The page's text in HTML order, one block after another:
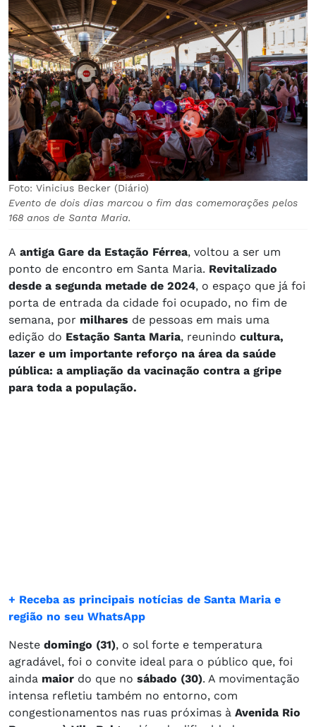
Foto: Vinicius Becker (Diário)
Evento de dois dias marcou o fim das comemorações pelos
168 anos de Santa Maria.
A antiga Gare da Estação Férrea, voltou a ser um
ponto de encontro em Santa Maria. Revitalizado
desde a segunda metade de 2024, o espaço que já foi
porta de entrada da cidade foi ocupado, no fim de
semana, por milhares de pessoas em mais uma
edição do Estação Santa Maria, reunindo cultura,
lazer e um importante reforço na área da saúde
pública: a ampliação da vacinação contra a gripe
para toda a população.
+ Receba as principais notícias de Santa Maria e
região no seu WhatsApp
Neste domingo (31), o sol forte e temperatura
agradável, foi o convite ideal para o público que, foi
ainda maior do que no sábado (30). A movimentação
intensa refletiu também no entorno, com
congestionamentos nas ruas próximas à Avenida Rio